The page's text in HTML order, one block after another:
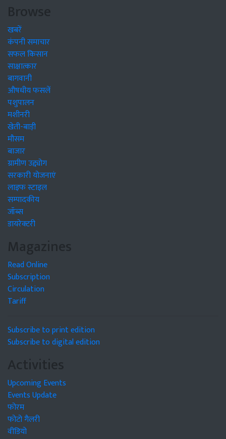
Browse
खबरें
कंपनी समाचार
सफल किसान
साक्षात्कार
बागवानी
औषधीय फसलें
पशुपालन
मशीनरी
खेती-बाड़ी
मौसम
बाजार
ग्रामीण उद्द्योग
सरकारी योजनाएं
लाइफ स्टाइल
सम्पादकीय
जॉब्स
डायरेक्टरी
Magazines
Read Online
Subscription
Circulation
Tariff
Subscribe to print edition
Subscribe to digital edition
Activities
Upcoming Events
Events Update
फोरम
फोटो गैलरी
वीडियो